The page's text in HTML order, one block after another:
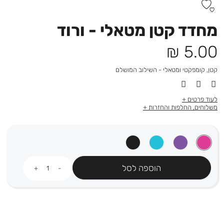
מחדד קטן מטאלי - ורוד
מחיר
מוצר
5.00 ₪
קטן, קומפקטי ומטאלי - השילוב המושלם
לעוד פרטים
משלוחים, החלפות והחזרות
הוספה לסל